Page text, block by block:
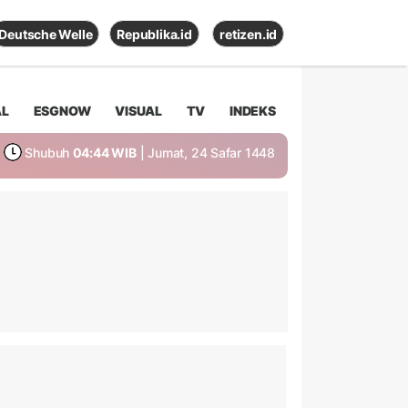
Deutsche Welle Republika.id retizen.id
ESGNOW VISUAL TV INDEKS
Shubuh 04:44 WIB | Jumat, 24 Safar 1448